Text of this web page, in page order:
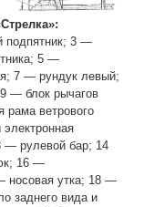
подпятник; 3 —
5 —
7 — рундук левый;
— блок рычагов
рама ветрового
— рулевой бар; 14
16 —
носовая утка; 18 —
заднего вида и